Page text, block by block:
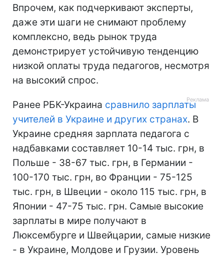
Впрочем, как подчеркивают эксперты,
даже эти шаги не снимают проблему
комплексно, ведь рынок труда
демонстрирует устойчивую тенденцию
низкой оплаты труда педагогов, несмотря
на высокий спрос.
Ранее РБК-Украина сравнило зарплаты
учителей в Украине и других странах. В
Украине средняя зарплата педагога с
надбавками составляет 10-14 тыс. грн, в
Польше - 38-67 тыс. грн, в Германии -
100-170 тыс. грн, во Франции - 75-125
тыс. грн, в Швеции - около 115 тыс. грн, в
Японии - 47-75 тыс. грн. Самые высокие
зарплаты в мире получают в
Люксембурге и Швейцарии, самые низкие
- в Украине, Молдове и Грузии. Уровень